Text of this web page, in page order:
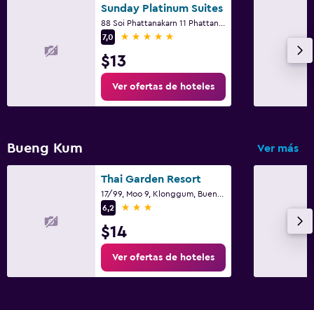
Sunday Platinum Suites
7,0
5 estrellas
$13
Ver ofertas de hoteles
Bueng Kum Ver más
Thai Garden Resort
6,2
3 estrellas
$14
Ver ofertas de hoteles